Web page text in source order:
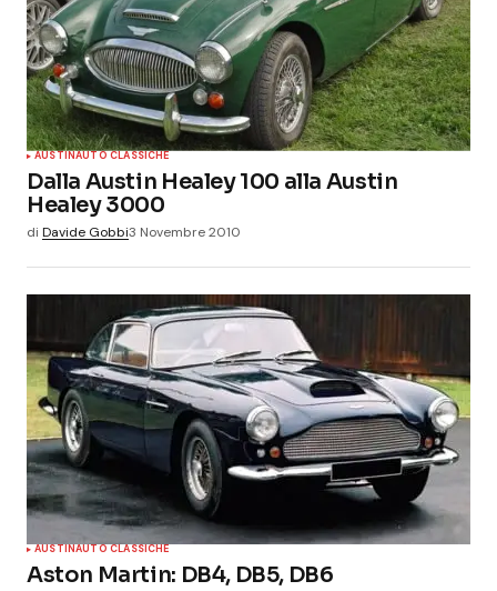
AUSTINAUTO CLASSICHE
Dalla Austin Healey 100 alla Austin
Healey 3000
di Davide Gobbi3 Novembre 2010
AUSTINAUTO CLASSICHE
Aston Martin: DB4, DB5, DB6